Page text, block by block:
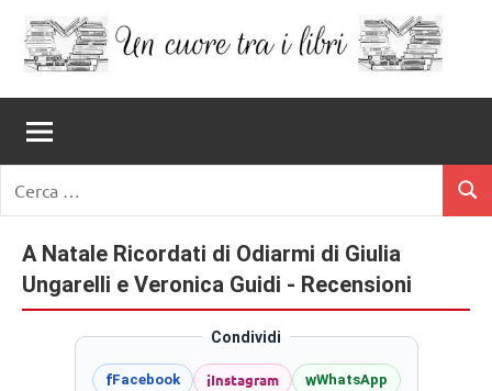
contenuto
Un
Cuore
Tra
I
Libri
romanzi
romance
e
non
solo.
Recensioni,
anteprime,
per:
A Natale Ricordati di Odiarmi di Giulia
Ungarelli e Veronica Guidi - Recensioni
Condividi
fFacebook iInstagram wWhatsApp